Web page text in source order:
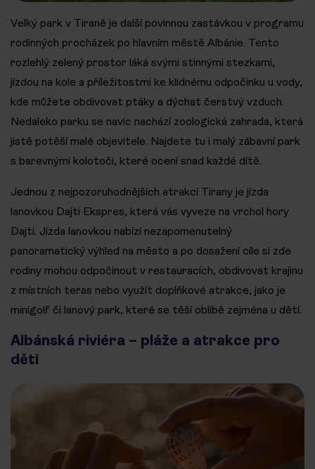
Velký park v Tiraně je další povinnou zastávkou v programu
rodinných procházek po hlavním městě Albánie. Tento
rozlehlý zelený prostor láká svými stinnými stezkami,
jízdou na kole a příležitostmi ke klidnému odpočinku u vody,
kde můžete obdivovat ptáky a dýchat čerstvý vzduch.
Nedaleko parku se navíc nachází zoologická zahrada, která
jistě potěší malé objevitele. Najdete tu i malý zábavní park
s barevnými kolotoči, které ocení snad každé dítě.
Jednou z nejpozoruhodnějších atrakcí Tirany je jízda
lanovkou Dajti Ekspres, která vás vyveze na vrchol hory
Dajti. Jízda lanovkou nabízí nezapomenutelný
panoramatický výhled na město a po dosažení cíle si zde
rodiny mohou odpočinout v restauracích, obdivovat krajinu
z místních teras nebo využít doplňkové atrakce, jako je
minigolf či lanový park, které se těší oblibě zejména u dětí.
Albánská riviéra – pláže a atrakce pro
děti